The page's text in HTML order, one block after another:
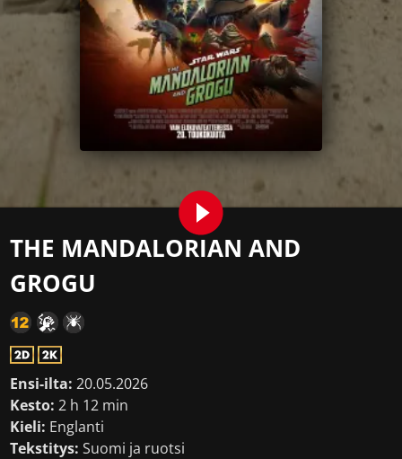
THE MANDALORIAN AND
GROGU
Ensi-ilta: 20.05.2026
Kesto: 2 h 12 min
Kieli: Englanti
Tekstitys: Suomi ja ruotsi